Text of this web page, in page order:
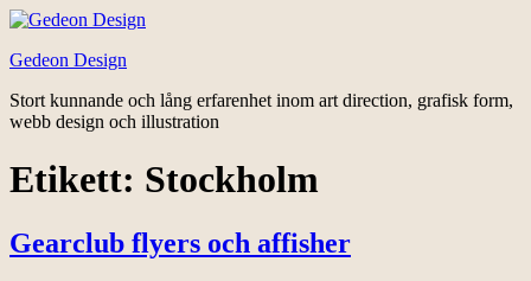
Hoppa
innehåll
Gedeon Design
Stort kunnande och lång erfarenhet inom art direction, grafisk form,
webb design och illustration
Etikett: Stockholm
Gearclub flyers och affisher